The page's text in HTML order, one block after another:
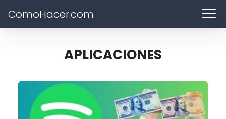
ComoHacer.com
APLICACIONES